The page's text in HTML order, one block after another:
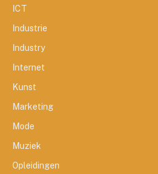
ICT
Industrie
Industry
Internet
Kunst
Marketing
Mode
Muziek
Opleidingen